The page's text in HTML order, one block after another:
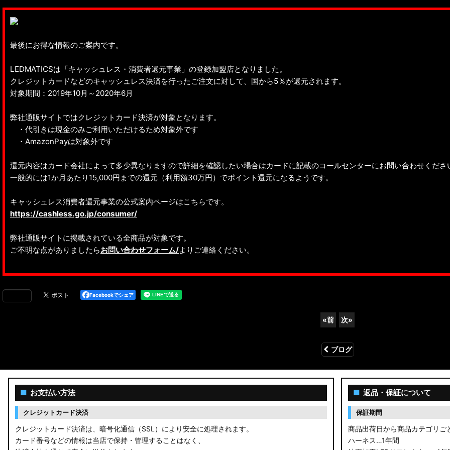
最後にお得な情報のご案内です。
LEDMATICSは「キャッシュレス・消費者還元事業」の登録加盟店となりました。
クレジットカードなどのキャッシュレス決済を行ったご注文に対して、国から5％が還元されます。
対象期間：2019年10月～2020年6月
弊社通販サイトではクレジットカード決済が対象となります。
・代引きは現金のみご利用いただけるため対象外です
・AmazonPayは対象外です
還元内容はカード会社によって多少異なりますので詳細を確認したい場合はカードに記載のコールセンターにお問い合わせくださ
一般的には1か月あたり15,000円までの還元（利用額30万円）でポイント還元になるようです。
キャッシュレス消費者還元事業の公式案内ページはこちらです。
https://cashless.go.jp/consumer/
弊社通販サイトに掲載されている全商品が対象です。
ご不明な点がありましたらお問い合わせフォーム/よりご連絡ください。
Facebookでシェア
«前 次»
ブログ
■ お支払い方法
クレジットカード決済
クレジットカード決済は、暗号化通信（SSL）により安全に処理されます。
カード番号などの情報は当店で保持・管理することはなく、
■ 返品・保証について
保証期間
商品出荷日から商品カテゴリご
ハーネス…1年間